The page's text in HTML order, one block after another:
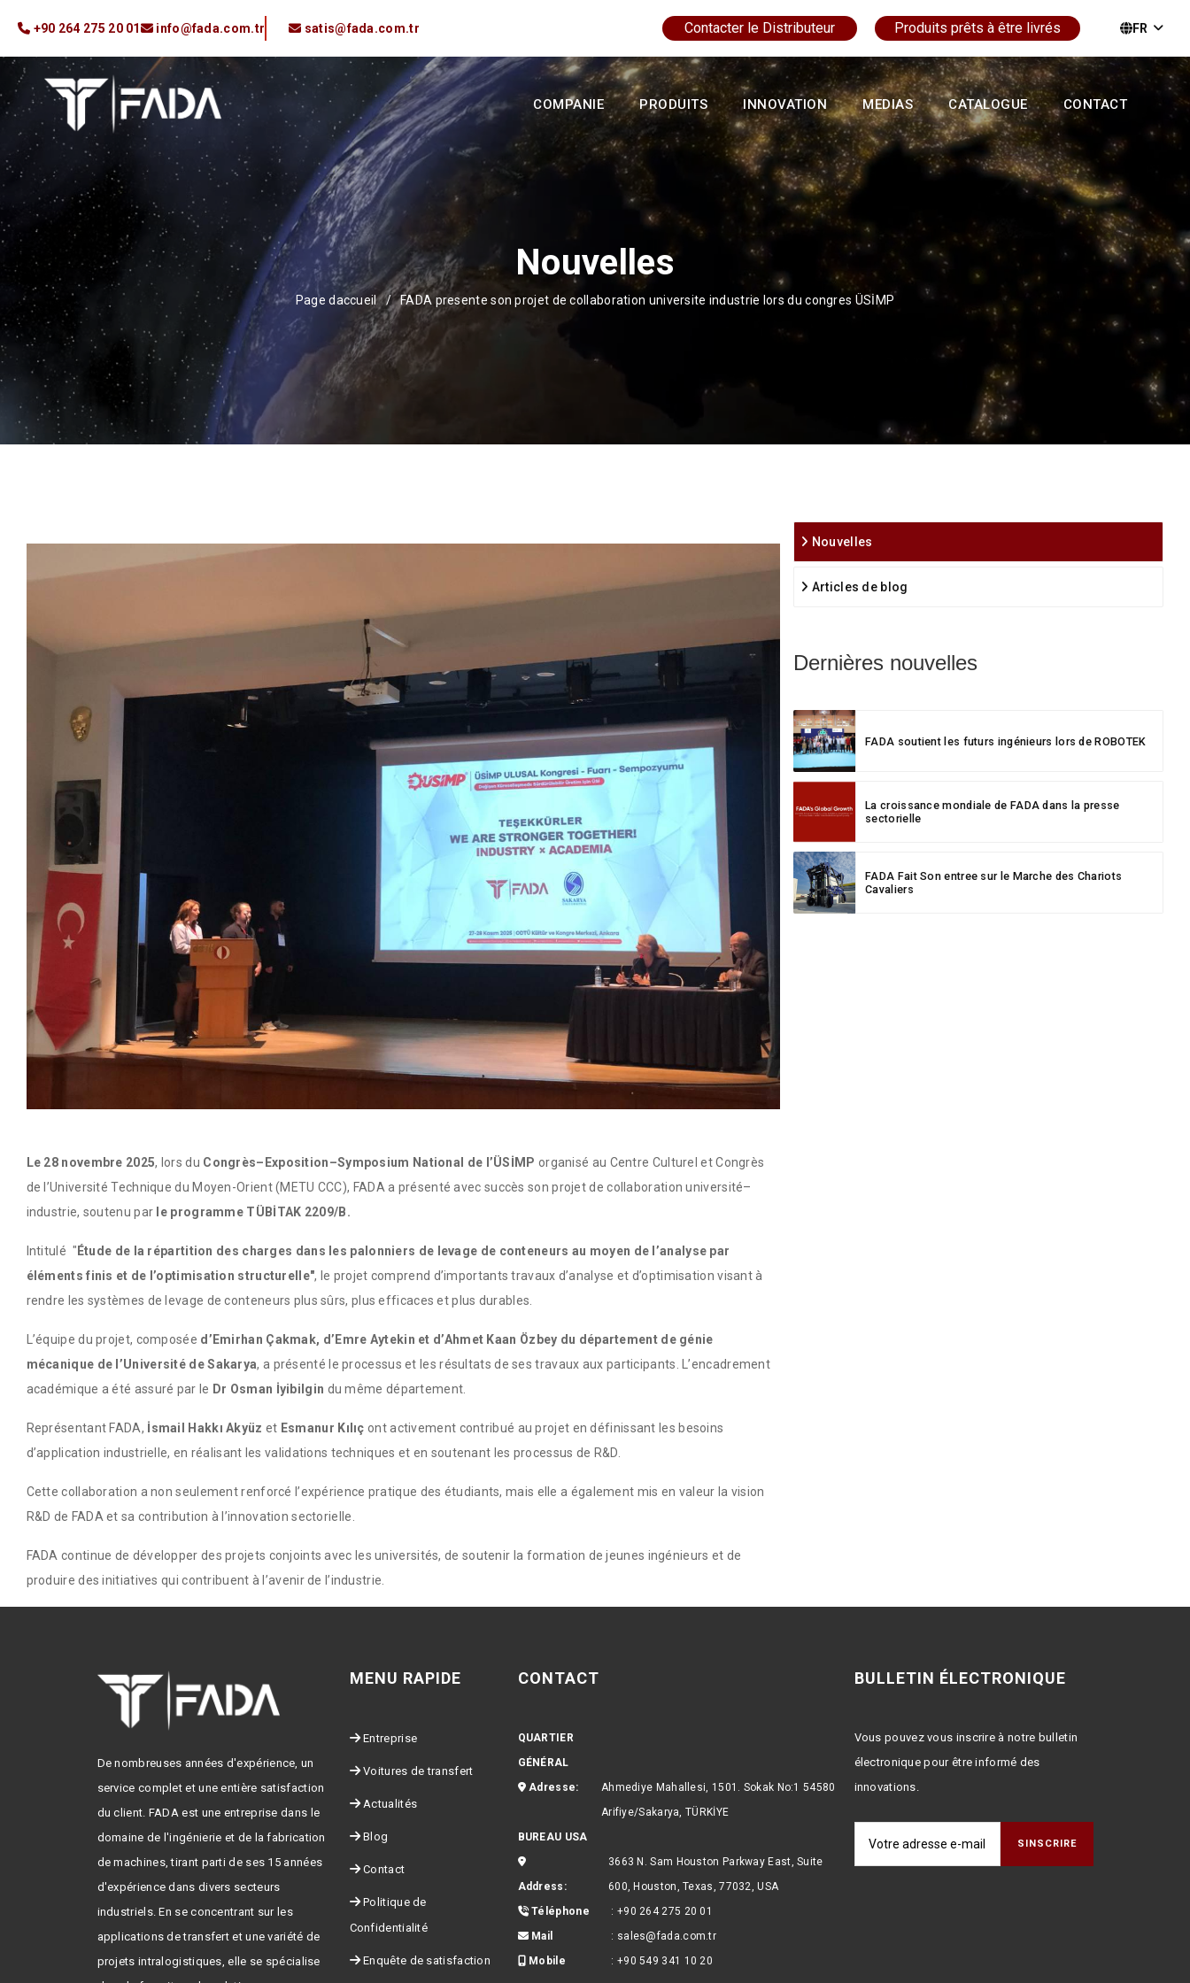
Contacter le Distributeur Produits prêts à être livrés FR
+90 264 275 20 01 info@fada.com.tr satis@fada.com.tr
COMPANIE PRODUITS INNOVATION MEDIAS CATALOGUE CONTACT
Nouvelles
Page daccueil / FADA presente son projet de collaboration universite industrie lors du congres ÜSİMP
Le 28 novembre 2025, lors du Congrès–Exposition–Symposium National de l’ÜSİMP organisé au Centre Culturel et Congrès
de l’Université Technique du Moyen-Orient (METU CCC), FADA a présenté avec succès son projet de collaboration université–
industrie, soutenu par le programme TÜBİTAK 2209/B.
Intitulé " Étude de la répartition des charges dans les palonniers de levage de conteneurs au moyen de l’analyse par
éléments finis et de l’optimisation structurelle", le projet comprend d’importants travaux d’analyse et d’optimisation visant à
rendre les systèmes de levage de conteneurs plus sûrs, plus efficaces et plus durables.
L’équipe du projet, composée d’Emirhan Çakmak, d’Emre Aytekin et d’Ahmet Kaan Özbey du département de génie
mécanique de l’Université de Sakarya, a présenté le processus et les résultats de ses travaux aux participants. L’encadrement
académique a été assuré par le Dr Osman İyibilgin du même département.
Représentant FADA, İsmail Hakkı Akyüz et Esmanur Kılıç ont activement contribué au projet en définissant les besoins
d’application industrielle, en réalisant les validations techniques et en soutenant les processus de R&D.
Cette collaboration a non seulement renforcé l’expérience pratique des étudiants, mais elle a également mis en valeur la vision
R&D de FADA et sa contribution à l’innovation sectorielle.
FADA continue de développer des projets conjoints avec les universités, de soutenir la formation de jeunes ingénieurs et de
produire des initiatives qui contribuent à l’avenir de l’industrie.
Nouvelles
Articles de blog
Dernières nouvelles
FADA soutient les futurs ingénieurs lors de ROBOTEK
La croissance mondiale de FADA dans la presse
sectorielle
FADA Fait Son entree sur le Marche des Chariots
Cavaliers
De nombreuses années d'expérience, un
service complet et une entière satisfaction
du client. FADA est une entreprise dans le
domaine de l'ingénierie et de la fabrication
de machines, tirant parti de ses 15 années
d'expérience dans divers secteurs
industriels. En se concentrant sur les
applications de transfert et une variété de
projets intralogistiques, elle se spécialise
MENU RAPIDE
Entreprise
Voitures de transfert
Actualités
Blog
Contact
Politique de
Confidentialité
Enquête de satisfaction
CONTACT
QUARTIER
GÉNÉRAL
Adresse:
Ahmediye Mahallesi, 1501. Sokak No:1 54580
Arifiye/Sakarya, TÜRKİYE
BUREAU USA
Address:
3663 N. Sam Houston Parkway East, Suite
600, Houston, Texas, 77032, USA
Téléphone
: +90 264 275 20 01
Mail
: sales@fada.com.tr
Mobile
: +90 549 341 10 20
BULLETIN ÉLECTRONIQUE
Vous pouvez vous inscrire à notre bulletin
électronique pour être informé des
innovations.